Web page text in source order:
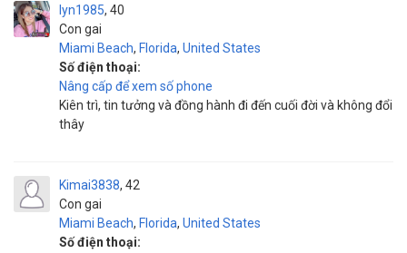
lyn1985
Con gai
40
Miami Beach, Florida, United States
Số điện thoại:
Nâng cấp để xem số phone
Kiên trì, tin tưởng và đồng hành đi đến cuối đời và không đổi
thây
Kimai3838
Con gai
42
Miami Beach, Florida, United States
Số điện thoại: